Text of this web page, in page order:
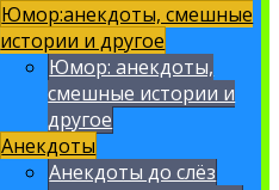
Юмор:анекдоты, смешные
истории и другое
Юмор: анекдоты,
смешные истории и
другое
Анекдоты
Анекдоты до слёз